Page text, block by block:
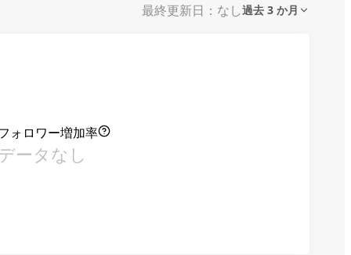
最終更新日：なし過去 3 か月
ォロワー増加率
ータなし